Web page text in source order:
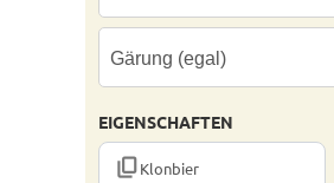
EIGENSCHAFTEN
CONTENT_COPYKlonbier